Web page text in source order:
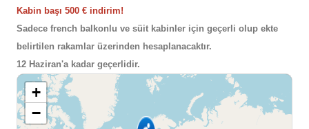
Kabin başı 500 € indirim!
Sadece french balkonlu ve süit kabinler için geçerli olup ekte
belirtilen rakamlar üzerinden hesaplanacaktır.
12 Haziran'a kadar geçerlidir.
+
−